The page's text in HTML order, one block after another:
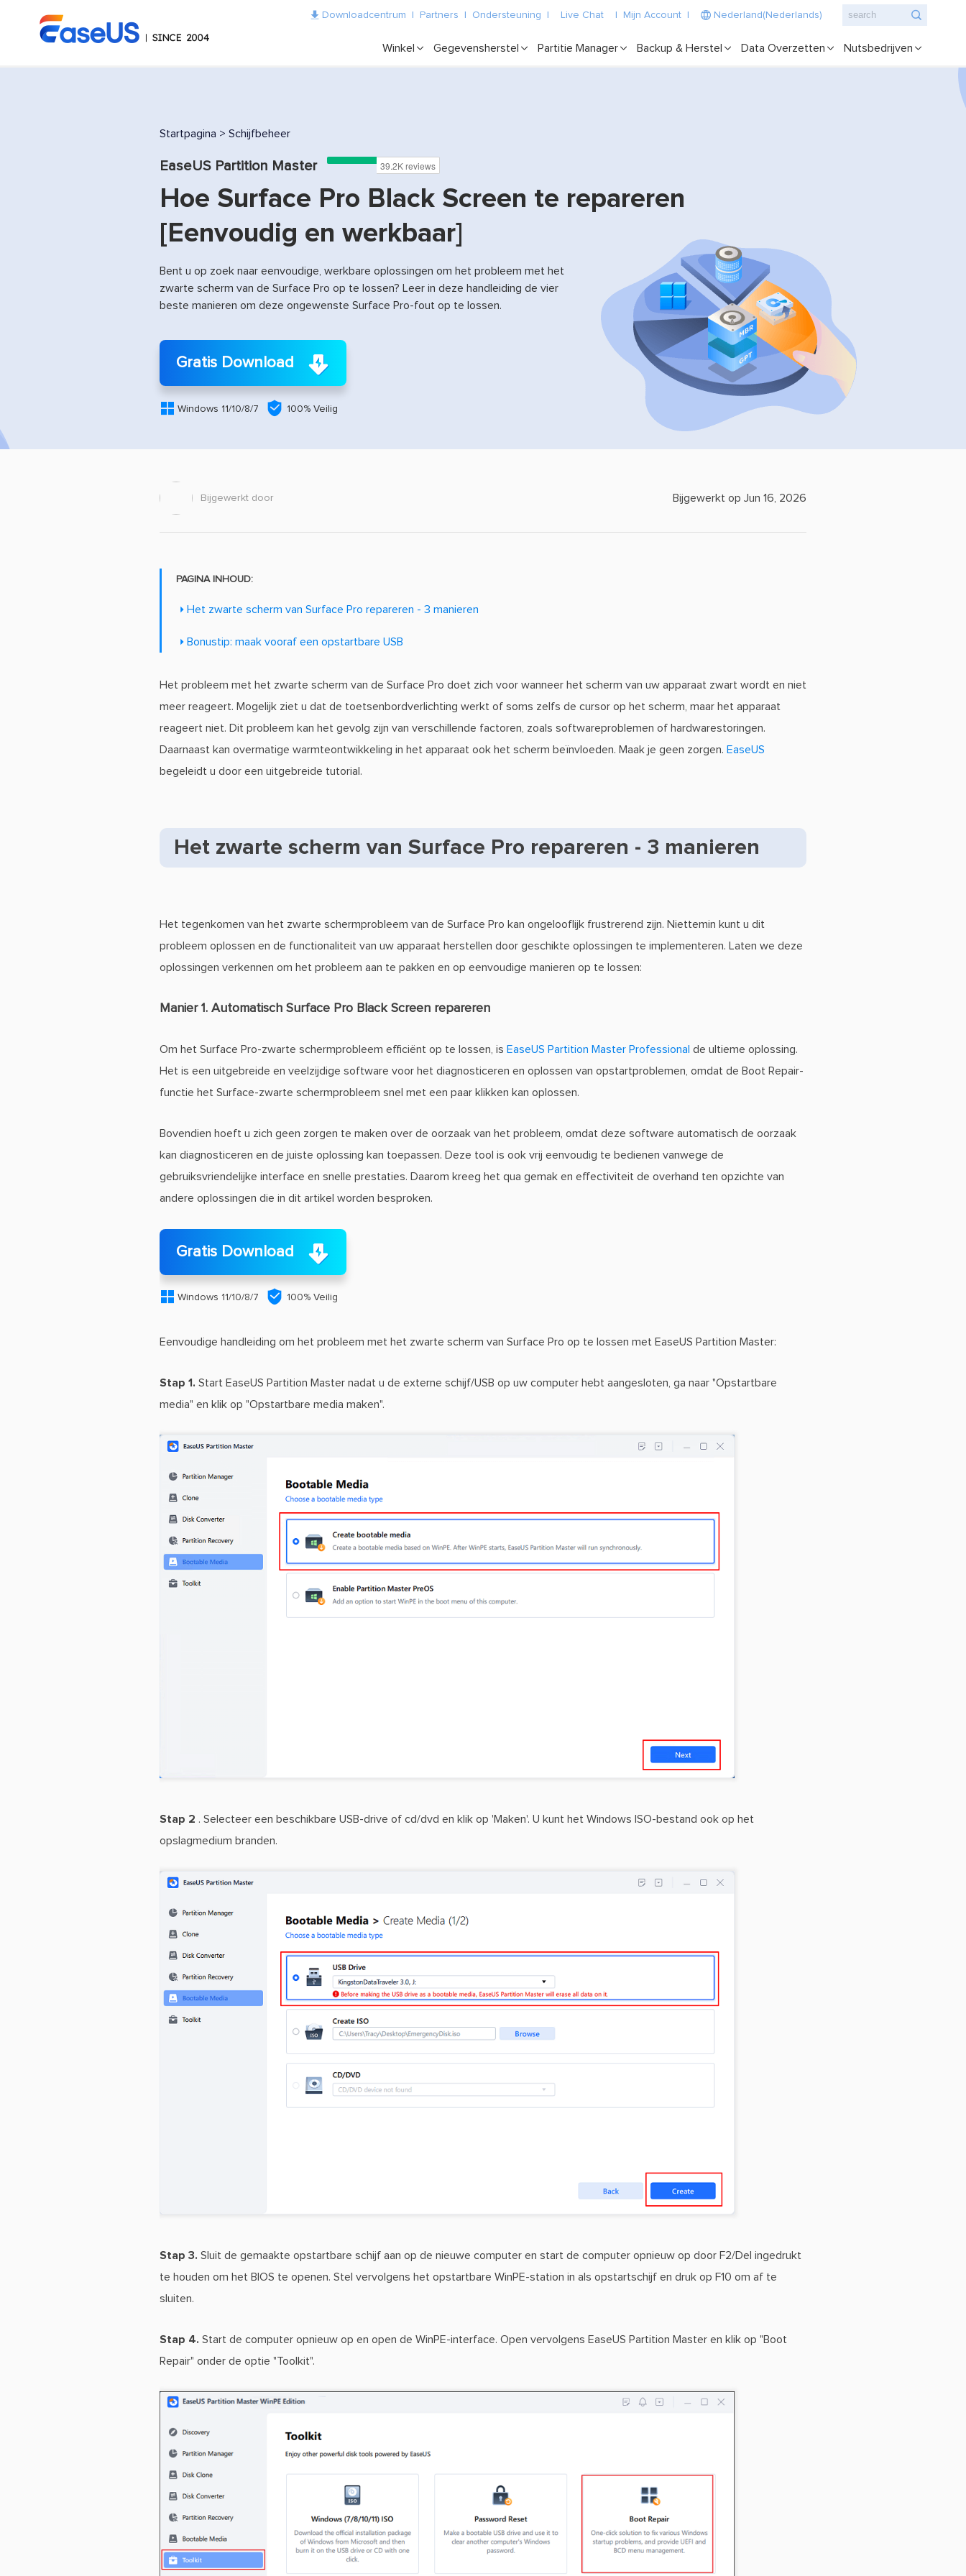
Downloadcentrum Partners Ondersteuning Live Chat Mijn Account Nederland(Nederlands)
Winkel Gegevensherstel Partitie Manager Backup & Herstel Data Overzetten Nutsbedrijven
Startpagina > Schijfbeheer
EaseUS Partition Master
Hoe Surface Pro Black Screen te repareren
[Eenvoudig en werkbaar]
Bent u op zoek naar eenvoudige, werkbare oplossingen om het probleem met het
zwarte scherm van de Surface Pro op te lossen? Leer in deze handleiding de vier
beste manieren om deze ongewenste Surface Pro-fout op te lossen.
Gratis Download
 Windows 11/10/8/7  100% Veilig
Bijgewerkt door Bijgewerkt op Jun 16, 2026
PAGINA INHOUD:
Het zwarte scherm van Surface Pro repareren - 3 manieren
Bonustip: maak vooraf een opstartbare USB
Het probleem met het zwarte scherm van de Surface Pro doet zich voor wanneer het scherm van uw apparaat zwart wordt en niet
meer reageert. Mogelijk ziet u dat de toetsenbordverlichting werkt of soms zelfs de cursor op het scherm, maar het apparaat
reageert niet. Dit probleem kan het gevolg zijn van verschillende factoren, zoals softwareproblemen of hardwarestoringen.
Daarnaast kan overmatige warmteontwikkeling in het apparaat ook het scherm beïnvloeden. Maak je geen zorgen. EaseUS
begeleidt u door een uitgebreide tutorial.
Het zwarte scherm van Surface Pro repareren - 3 manieren
Het tegenkomen van het zwarte schermprobleem van de Surface Pro kan ongelooflijk frustrerend zijn. Niettemin kunt u dit
probleem oplossen en de functionaliteit van uw apparaat herstellen door geschikte oplossingen te implementeren. Laten we deze
oplossingen verkennen om het probleem aan te pakken en op eenvoudige manieren op te lossen:
Manier 1. Automatisch Surface Pro Black Screen repareren
Om het Surface Pro-zwarte schermprobleem efficiënt op te lossen, is EaseUS Partition Master Professional de ultieme oplossing.
Het is een uitgebreide en veelzijdige software voor het diagnosticeren en oplossen van opstartproblemen, omdat de Boot Repair-
functie het Surface-zwarte schermprobleem snel met een paar klikken kan oplossen.
Bovendien hoeft u zich geen zorgen te maken over de oorzaak van het probleem, omdat deze software automatisch de oorzaak
kan diagnosticeren en de juiste oplossing kan toepassen. Deze tool is ook vrij eenvoudig te bedienen vanwege de
gebruiksvriendelijke interface en snelle prestaties. Daarom kreeg het qua gemak en effectiviteit de overhand ten opzichte van
andere oplossingen die in dit artikel worden besproken.
Gratis Download
 Windows 11/10/8/7  100% Veilig
Eenvoudige handleiding om het probleem met het zwarte scherm van Surface Pro op te lossen met EaseUS Partition Master:
Stap 1. Start EaseUS Partition Master nadat u de externe schijf/USB op uw computer hebt aangesloten, ga naar "Opstartbare
media" en klik op "Opstartbare media maken".
Stap 2 . Selecteer een beschikbare USB-drive of cd/dvd en klik op 'Maken'. U kunt het Windows ISO-bestand ook op het
opslagmedium branden.
Stap 3. Sluit de gemaakte opstartbare schijf aan op de nieuwe computer en start de computer opnieuw op door F2/Del ingedrukt
te houden om het BIOS te openen. Stel vervolgens het opstartbare WinPE-station in als opstartschijf en druk op F10 om af te
sluiten.
Stap 4. Start de computer opnieuw op en open de WinPE-interface. Open vervolgens EaseUS Partition Master en klik op "Boot
Repair" onder de optie "Toolkit".